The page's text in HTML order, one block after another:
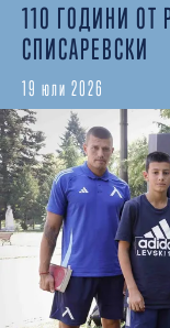
110 ГОДИНИ ОТ
СПИСАРЕВСКИ
19 юли 2026